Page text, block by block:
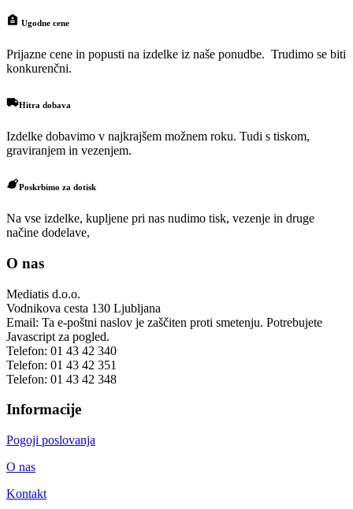
Ugodne cene
Prijazne cene in popusti na izdelke iz naše ponudbe. Trudimo se biti
konkurenčni.
Hitra dobava
Izdelke dobavimo v najkrajšem možnem roku. Tudi s tiskom,
graviranjem in vezenjem.
Poskrbimo za dotisk
Na vse izdelke, kupljene pri nas nudimo tisk, vezenje in druge
načine dodelave,
O nas
Mediatis d.o.o.
Vodnikova cesta 130 Ljubljana
Email: Ta e-poštni naslov je zaščiten proti smetenju. Potrebujete
Javascript za pogled.
Telefon: 01 43 42 340
Telefon: 01 43 42 351
Telefon: 01 43 42 348
Informacije
Pogoji poslovanja
O nas
Kontakt